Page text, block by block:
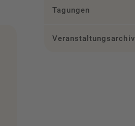
Tagungen
Veranstaltungsarchiv